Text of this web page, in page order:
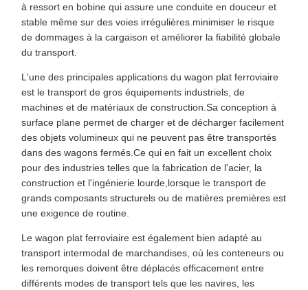
à ressort en bobine qui assure une conduite en douceur et
stable même sur des voies irrégulières.minimiser le risque
de dommages à la cargaison et améliorer la fiabilité globale
du transport.
L'une des principales applications du wagon plat ferroviaire
est le transport de gros équipements industriels, de
machines et de matériaux de construction.Sa conception à
surface plane permet de charger et de décharger facilement
des objets volumineux qui ne peuvent pas être transportés
dans des wagons fermés.Ce qui en fait un excellent choix
pour des industries telles que la fabrication de l'acier, la
construction et l'ingénierie lourde,lorsque le transport de
grands composants structurels ou de matières premières est
une exigence de routine.
Le wagon plat ferroviaire est également bien adapté au
transport intermodal de marchandises, où les conteneurs ou
les remorques doivent être déplacés efficacement entre
différents modes de transport tels que les navires, les